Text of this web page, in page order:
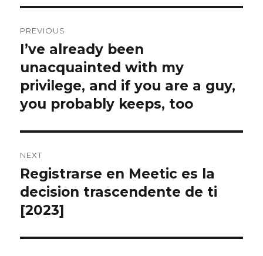
navigation
PREVIOUS
Previous
post:
I’ve already been
unacquainted with my
privilege, and if you are a guy,
you probably keeps, too
NEXT
Next
post:
Registrarse en Meetic es la
decision trascendente de ti
[2023]